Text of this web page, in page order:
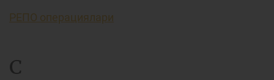
РЕПО операциялари
С